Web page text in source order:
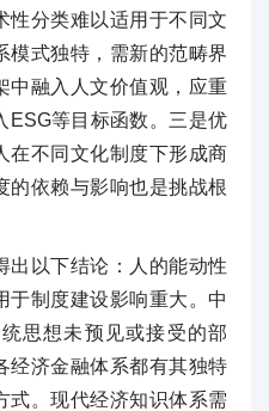
性分类难以适用于不同文
模式独特，需新的范畴界
中融入人文价值观，应重
ESG等目标函数。三是优
在不同文化制度下形成商
的依赖与影响也是挑战根
出以下结论：人的能动性
于制度建设影响重大。中
思想未预见或接受的部
经济金融体系都有其独特
式。现代经济知识体系需